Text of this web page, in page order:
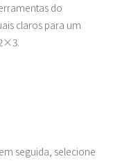
do
claros para um
seguida, selecione